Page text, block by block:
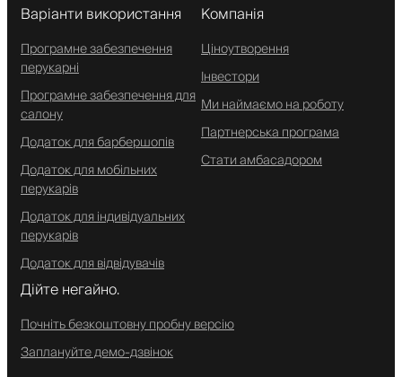
Варіанти використання
Програмне забезпечення
перукарні
Програмне забезпечення для
салону
Додаток для барбершопів
Додаток для мобільних
перукарів
Додаток для індивідуальних
перукарів
Додаток для відвідувачів
Компанія
Ціноутворення
Інвестори
Ми наймаємо на роботу
Партнерська програма
Стати амбасадором
Дійте негайно.
Почніть безкоштовну пробну версію
Заплануйте демо-дзвінок